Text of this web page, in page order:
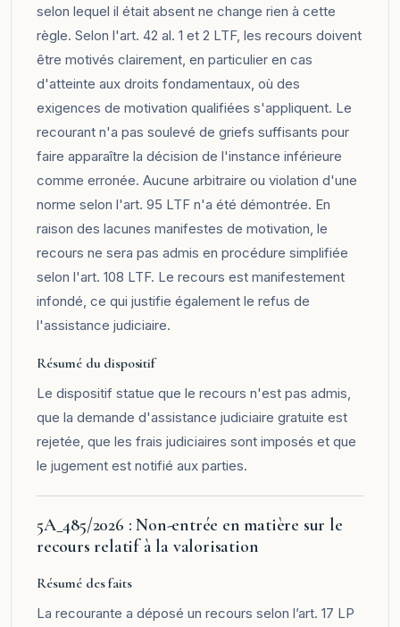
selon lequel il était absent ne change rien à cette
règle. Selon l'art. 42 al. 1 et 2 LTF, les recours doivent
être motivés clairement, en particulier en cas
d'atteinte aux droits fondamentaux, où des
exigences de motivation qualifiées s'appliquent. Le
recourant n'a pas soulevé de griefs suffisants pour
faire apparaître la décision de l'instance inférieure
comme erronée. Aucune arbitraire ou violation d'une
norme selon l'art. 95 LTF n'a été démontrée. En
raison des lacunes manifestes de motivation, le
recours ne sera pas admis en procédure simplifiée
selon l'art. 108 LTF. Le recours est manifestement
infondé, ce qui justifie également le refus de
l'assistance judiciaire.
Résumé du dispositif
Le dispositif statue que le recours n'est pas admis,
que la demande d'assistance judiciaire gratuite est
rejetée, que les frais judiciaires sont imposés et que
le jugement est notifié aux parties.
5A_485/2026 : Non-entrée en matière sur le
recours relatif à la valorisation
Résumé des faits
La recourante a déposé un recours selon l’art. 17 LP